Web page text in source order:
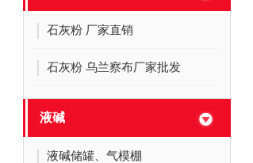
石灰粉 厂家直销
石灰粉 乌兰察布厂家批发
液碱
液碱储罐、气模棚